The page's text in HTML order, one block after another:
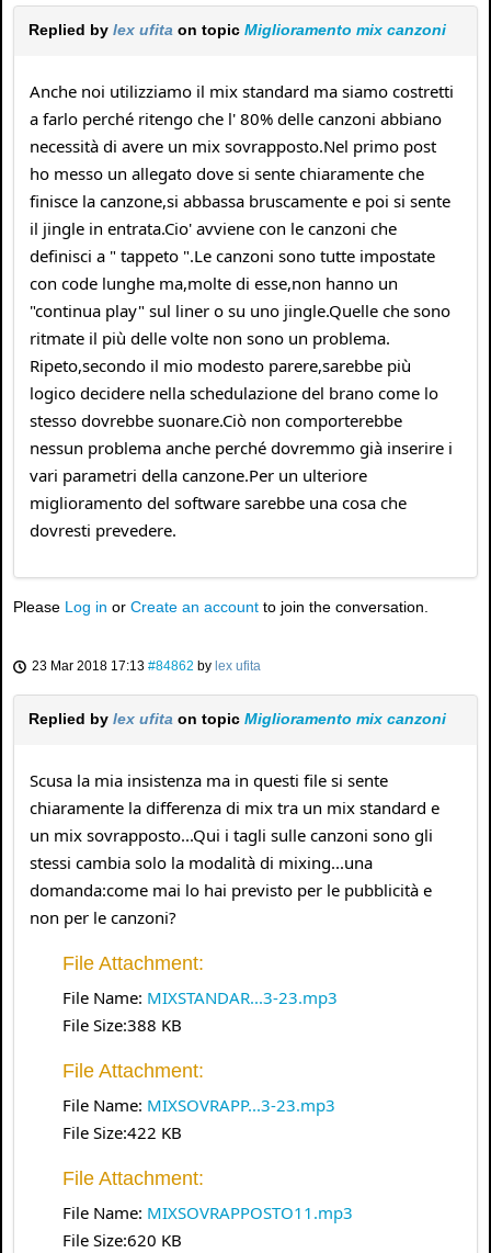
Replied by lex ufita on topic Miglioramento mix canzoni
Anche noi utilizziamo il mix standard ma siamo costretti
a farlo perché ritengo che l' 80% delle canzoni abbiano
necessità di avere un mix sovrapposto.Nel primo post
ho messo un allegato dove si sente chiaramente che
finisce la canzone,si abbassa bruscamente e poi si sente
il jingle in entrata.Cio' avviene con le canzoni che
definisci a " tappeto ".Le canzoni sono tutte impostate
con code lunghe ma,molte di esse,non hanno un
"continua play" sul liner o su uno jingle.Quelle che sono
ritmate il più delle volte non sono un problema.
Ripeto,secondo il mio modesto parere,sarebbe più
logico decidere nella schedulazione del brano come lo
stesso dovrebbe suonare.Ciò non comporterebbe
nessun problema anche perché dovremmo già inserire i
vari parametri della canzone.Per un ulteriore
miglioramento del software sarebbe una cosa che
dovresti prevedere.
Please Log in or Create an account to join the conversation.
23 Mar 2018 17:13 #84862 by lex ufita
Replied by lex ufita on topic Miglioramento mix canzoni
Scusa la mia insistenza ma in questi file si sente
chiaramente la differenza di mix tra un mix standard e
un mix sovrapposto...Qui i tagli sulle canzoni sono gli
stessi cambia solo la modalità di mixing...una
domanda:come mai lo hai previsto per le pubblicità e
non per le canzoni?
File Attachment:
File Name: MIXSTANDAR...3-23.mp3
File Size:388 KB
File Attachment:
File Name: MIXSOVRAPP...3-23.mp3
File Size:422 KB
File Attachment:
File Name: MIXSOVRAPPOSTO11.mp3
File Size:620 KB